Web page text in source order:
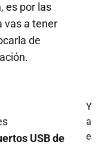
, es por las
vas a tener
de
USB de
Y
a
e